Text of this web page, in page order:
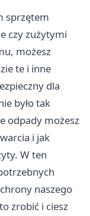
sprzętem
czy zużytymi
możesz
te i inne
dla
było tak
odpady możesz
i jak
W ten
naszego
zrobić i ciesz